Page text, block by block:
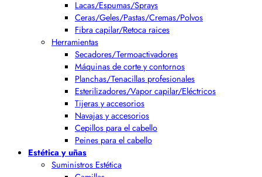
Lacas/Espumas/Sprays
Ceras/Geles/Pastas/Cremas/Polvos
Fibra capilar/Retoca raices
Herramientas
Secadores/Termoactivadores
Máquinas de corte y contornos
Planchas/Tenacillas profesionales
Esterilizadores/Vapor capilar/Eléctricos
Tijeras y accesorios
Navajas y accesorios
Cepillos para el cabello
Peines para el cabello
Estética y uñas
Suministros Estética